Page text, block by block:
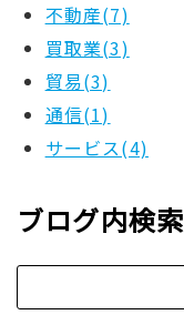
不動産(7)
買取業(3)
貿易(3)
通信(1)
サービス(4)
ブログ内検索